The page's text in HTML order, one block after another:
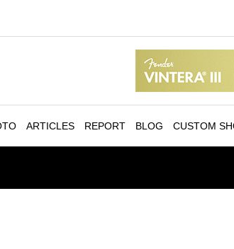
ARTICLES REPORT BLOG CUSTOM